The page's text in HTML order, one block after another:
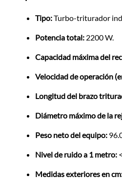
Tipo:Turbo-triturador
Potencia total: 2200 W.
Capacidad máxima del
Velocidad de operación
Longitud del brazo
Diámetro máximo de la
Peso neto del equipo:
Nivel de ruido a 1 metro:
Medidas exteriores en